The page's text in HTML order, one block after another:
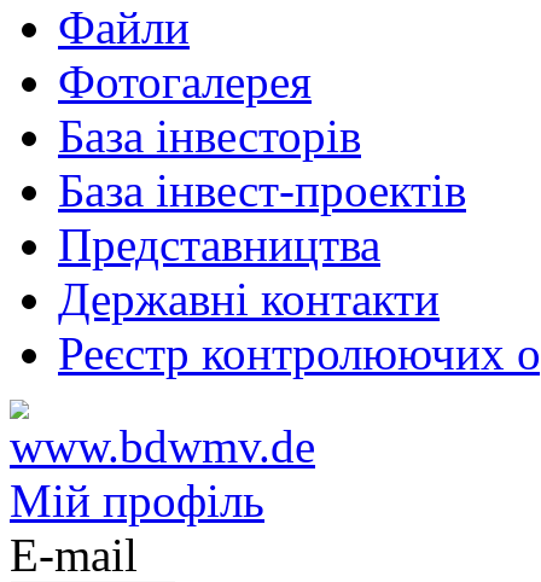
Файли
Фотогалерея
База інвесторів
База інвест-проектів
Представництва
Державні контакти
Реєстр контролюючих
Мій профіль
E-mail